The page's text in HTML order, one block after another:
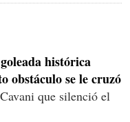
histórica
obstáculo se le cruzó
que silenció el